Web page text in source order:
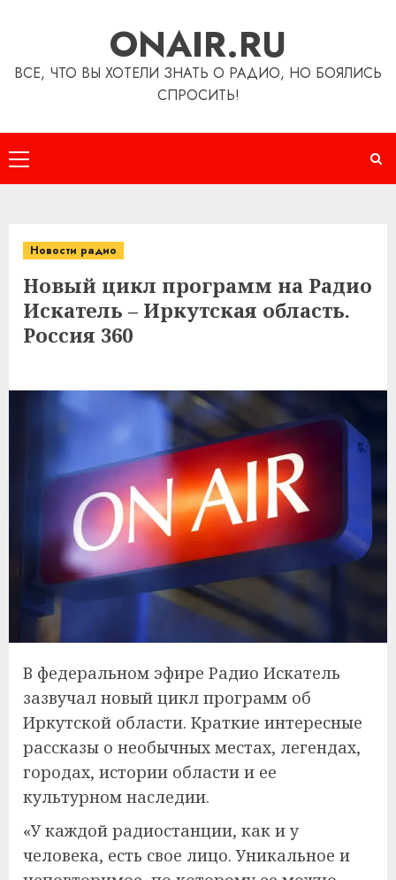
ONAIR.RU
ВСЕ, ЧТО ВЫ ХОТЕЛИ ЗНАТЬ О РАДИО, НО БОЯЛИСЬ
СПРОСИТЬ!
Основное
меню
Новости радио
Новый цикл программ на Радио
Искатель – Иркутская область.
Россия 360
В федеральном эфире Радио Искатель
зазвучал новый цикл программ об
Иркутской области. Краткие интересные
рассказы о необычных местах, легендах,
городах, истории области и ее
культурном наследии.
«У каждой радиостанции, как и у
человека, есть свое лицо. Уникальное и